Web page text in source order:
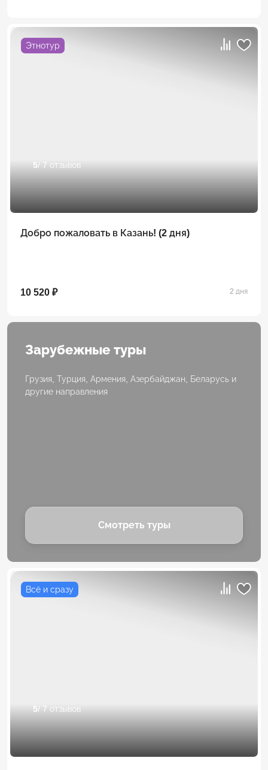
Этнотур
5/ 7 отзывов
Добро пожаловать в Казань! (2 дня)
10 520 ₽ 2 дня
Зарубежные туры
Грузия, Турция, Армения, Азербайджан, Беларусь и
другие направления
Смотреть туры
Всё и сразу
5/ 7 отзывов